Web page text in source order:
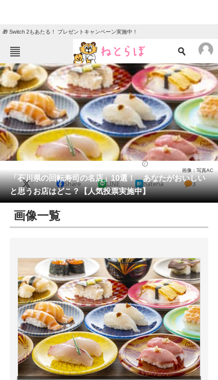
🎁 Switch 2もあたる！ プレゼントキャンペーン実施中！
ねとらぼメニュー
TOP ニュース
エンタメ クイズ
グルメ 地域
住まい 教育・育児
動物 リサーチ
会員記事
メディア
注目記事を集めた総合ページ
スマホと通信の最新トレンド
進化するPCとデバイスの未来
好きが集まる 比べて選べる
ビジネスと働き方のヒント
AI活用のいまが分かる
企業ITのトレンドを詳説
「石川県の回転寿司の名店」10選！ あなたがおいしい
と思うお店はどこ？【人気投票実施中】
画像：写真AC
X Share LINE hatena 3
画像一覧